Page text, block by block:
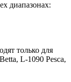
диапазонах:
только для
L-1090 Pesca,